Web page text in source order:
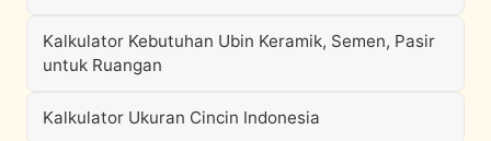
Kalkulator Kebutuhan Ubin Keramik, Semen, Pasir
untuk Ruangan
Kalkulator Ukuran Cincin Indonesia